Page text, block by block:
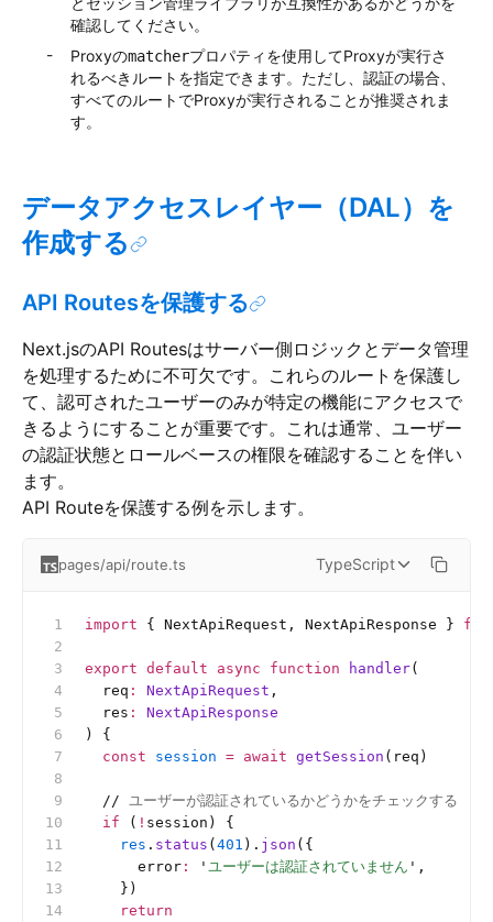
確認してください。
Proxyのmatcherプロパティを使用してProxyが実行さ
れるべきルートを指定できます。ただし、認証の場合、
すべてのルートでProxyが実行されることが推奨されま
す。
データアクセスレイヤー（DAL）を
作成する
API Routesを保護する
Next.jsのAPI Routesはサーバー側ロジックとデータ管理
を処理するために不可欠です。これらのルートを保護し
て、認可されたユーザーのみが特定の機能にアクセスで
きるようにすることが重要です。これは通常、ユーザー
の認証状態とロールベースの権限を確認することを伴い
ます。
API Routeを保護する例を示します。
pages/api/route.ts TypeScript
import { NextApiRequest, NextApiResponse }
export default async function handler(
  req
: NextApiRequest ,
  res
:
NextApiResponse
) {
  const
session = await getSession (req)
  //
ユーザーが認証されているかどうかをチェックする
  if
( ! session) {
    res
. status ( 401 ). json ({
      error
: ' ユーザーは認証されていません ' ,
    })
    return